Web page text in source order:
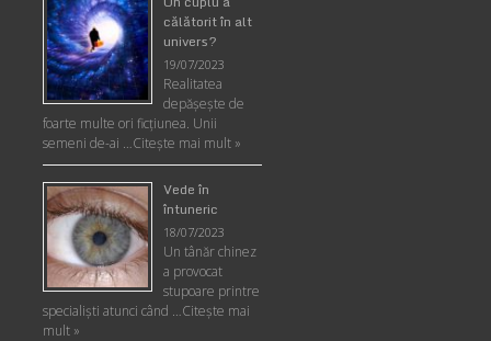
călătorit în alt
univers?
19/07/2023
Realitatea
depăşeşte de
foarte multe ori ficţiunea. Unii
semeni de-ai …Citește mai mult »
Vede în
întuneric
18/07/2023
Un tânăr chinez
a provocat
stupoare printre
specialişti atunci când …Citește mai
mult »